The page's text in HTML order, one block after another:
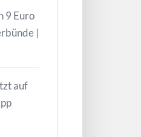
9 Euro
|
auf